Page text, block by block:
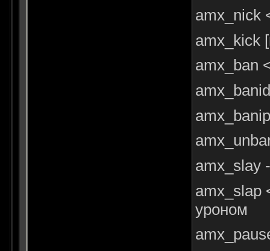
amx_nick
amx_kick
amx_ban
amx_slay
amx_slap
уроном